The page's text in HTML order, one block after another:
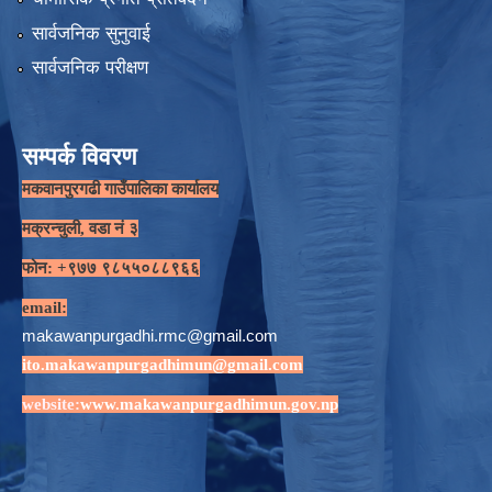
सार्वजनिक सुनुवाई
सार्वजनिक परीक्षण
सम्पर्क विवरण
मकवानपुरगढी गाउँपालिका कार्यालय
मक्रन्चुली, वडा नं ३
फोन: +९७७ ९८५५०८८९६६
email:
makawanpurgadhi.rmc@gmail.com
ito.makawanpurgadhimun@gmail.com
website:www.makawanpurgadhimun.gov.np